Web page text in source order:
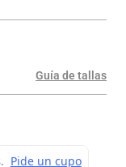
Guía de tallas